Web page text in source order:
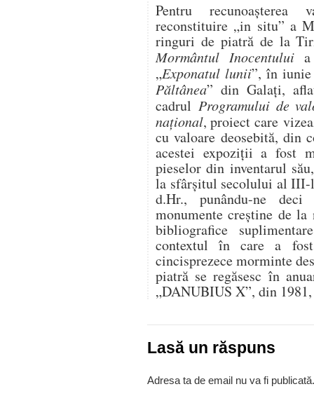
Pentru
reconstituire „in situ” a
ringuri de piatră de la
Mormântul Inocentului
„Exponatul lunii”, în
Păltânea” din Galați,
cadrulProgramului de
naţional, proiect care
cu valoare deosebită, din
acestei expoziții a fost
pieselor din inventarul
la sfârșitul secolului al
d.Hr., punându-ne
monumente creştine de
bibliografice
contextul în care a
cincisprezece morminte
piatră se regăsesc în
„DANUBIUS X”, din
Lasă un răspuns
Adresa ta de email nu va fi publicată.